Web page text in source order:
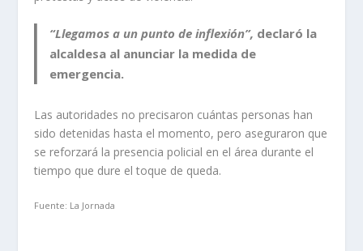
“Llegamos a un punto de inflexión”, declaró la
alcaldesa al anunciar la medida de
emergencia.
Las autoridades no precisaron cuántas personas han
sido detenidas hasta el momento, pero aseguraron que
se reforzará la presencia policial en el área durante el
tiempo que dure el toque de queda.
Fuente: La Jornada